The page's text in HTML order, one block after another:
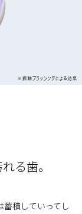
る歯。
積していってし